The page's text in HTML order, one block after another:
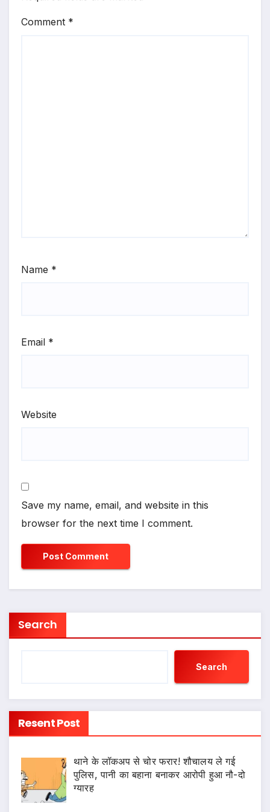
Comment *
Name *
Email *
Website
Save my name, email, and website in this
browser for the next time I comment.
Search
Search
Resent Post
थाने के लॉकअप से चोर फरार! शौचालय ले गई
पुलिस, पानी का बहाना बनाकर आरोपी हुआ नौ-दो
ग्यारह